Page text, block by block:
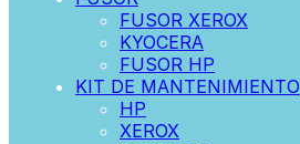
FUSOR XEROX
KYOCERA
FUSOR HP
KIT DE MANTENIMIENTO
HP
XEROX